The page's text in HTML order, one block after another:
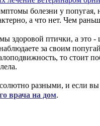
болезни у попугая,
а что нет. Чем
здоровой птички, а это
за своим
то стоит
разными, и если вы
врача на дом.